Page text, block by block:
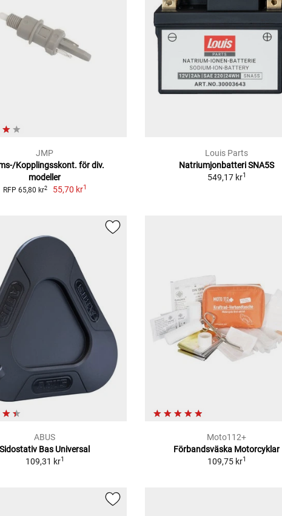
JMP
Kopplingsskont. för div.
modeller
RFP 65,80 kr2 55,70 kr1
Louis Parts
Natriumjonbatteri SNA5S
549,17 kr1
ABUS
Sidostativ Bas Universal
109,31 kr1
Moto112+
Förbandsväska Motorcyklar
109,75 kr1